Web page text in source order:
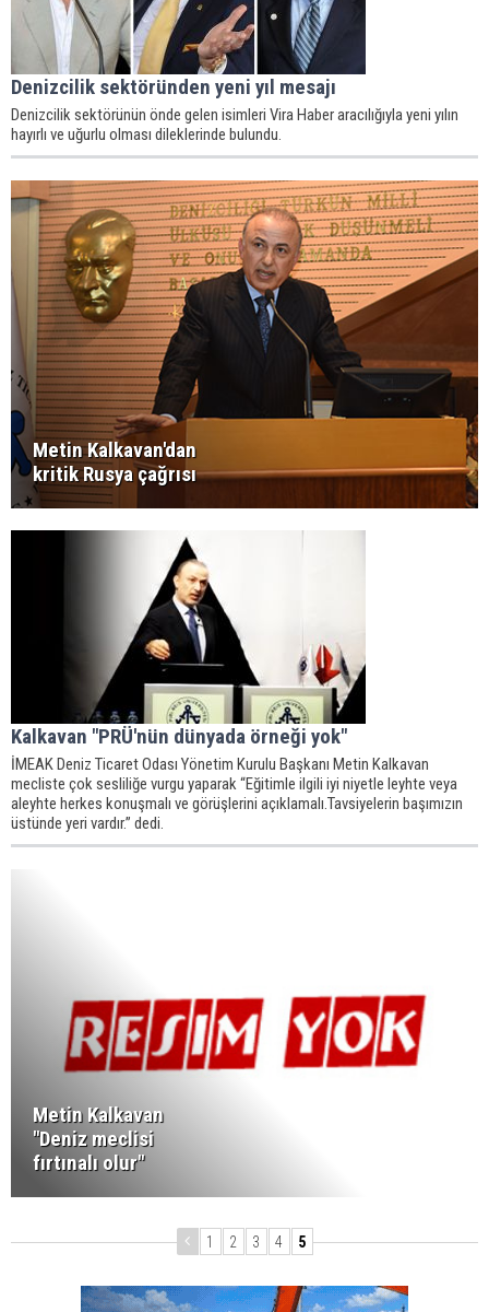
Denizcilik sektöründen yeni yıl mesajı
Denizcilik sektörünün önde gelen isimleri Vira Haber aracılığıyla yeni yılın
hayırlı ve uğurlu olması dileklerinde bulundu.
Metin Kalkavan'dan
kritik Rusya çağrısı
Kalkavan "PRÜ'nün dünyada örneği yok"
İMEAK Deniz Ticaret Odası Yönetim Kurulu Başkanı Metin Kalkavan
mecliste çok sesliliğe vurgu yaparak “Eğitimle ilgili iyi niyetle leyhte veya
aleyhte herkes konuşmalı ve görüşlerini açıklamalı.Tavsiyelerin başımızın
üstünde yeri vardır.” dedi.
Metin Kalkavan
"Deniz meclisi
fırtınalı olur"
1 2 3 4 5